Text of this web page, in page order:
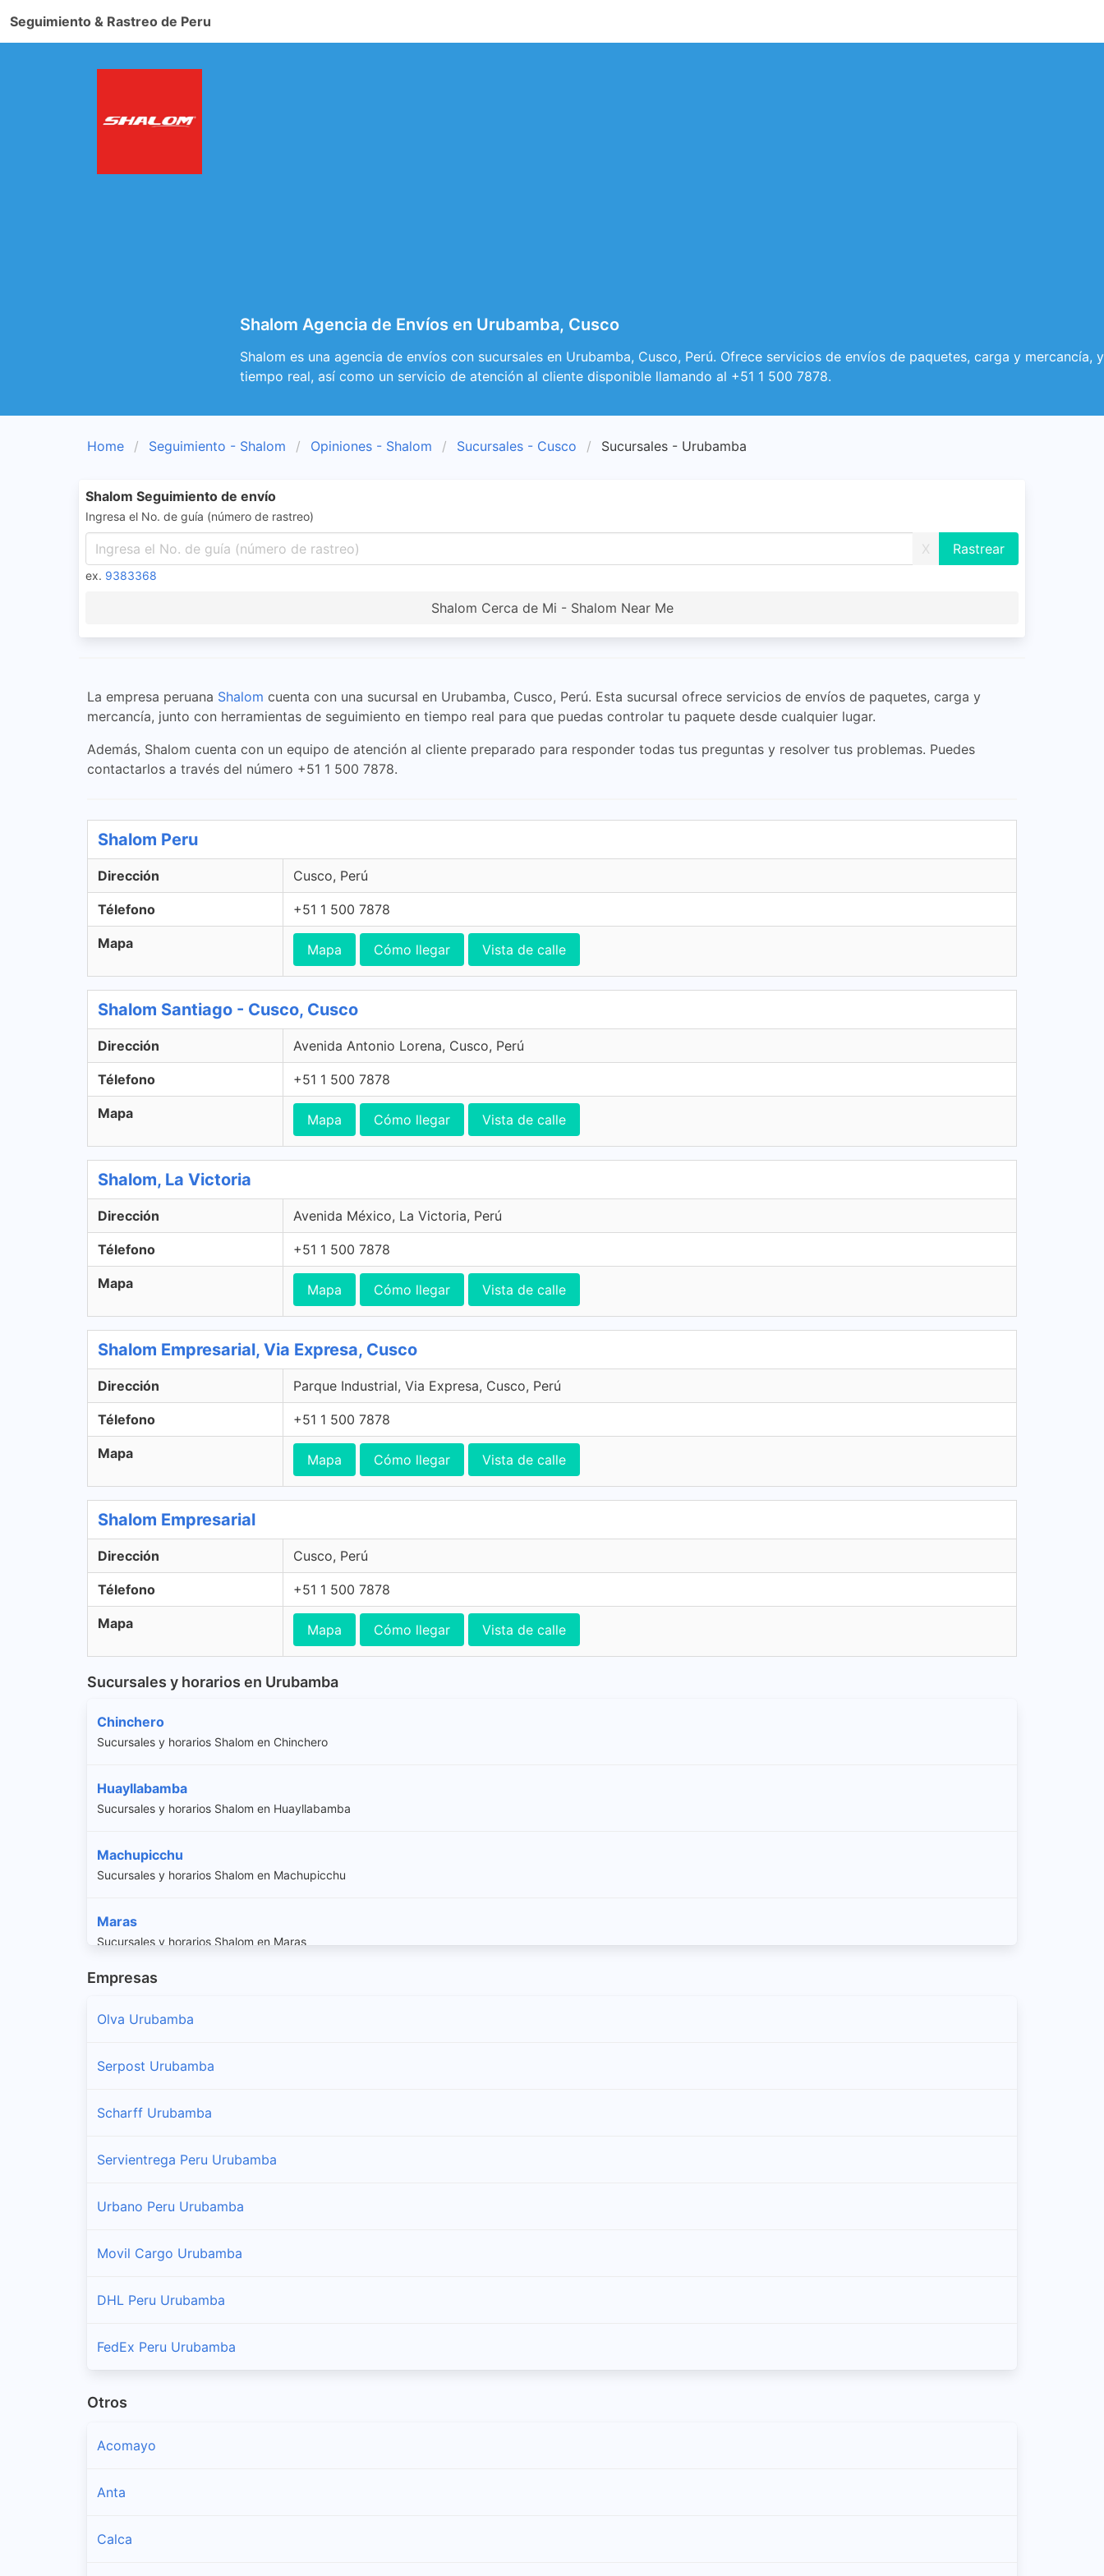
Seguimiento & Rastreo de Peru
Shalom Agencia de Envíos en Urubamba, Cusco
Shalom es una agencia de envíos con sucursales en Urubamba, Cusco, Perú. Ofrece servicios de envíos de paquetes, carga y mercancía,
tiempo real, así como un servicio de atención al cliente disponible llamando al +51 1 500 7878.
Home Seguimiento - Shalom Opiniones - Shalom Sucursales - Cusco Sucursales - Urubamba
Shalom Seguimiento de envío
Ingresa el No. de guía (número de rastreo)
X
ex. 9383368
Shalom Cerca de Mi - Shalom Near Me
La empresa peruana Shalom cuenta con una sucursal en Urubamba, Cusco, Perú. Esta sucursal ofrece servicios de envíos de paquetes, carga y
mercancía, junto con herramientas de seguimiento en tiempo real para que puedas controlar tu paquete desde cualquier lugar.
Además, Shalom cuenta con un equipo de atención al cliente preparado para responder todas tus preguntas y resolver tus problemas. Puedes
contactarlos a través del número +51 1 500 7878.
Shalom Peru
Dirección Cusco, Perú
Télefono +51 1 500 7878
Mapa Mapa Cómo llegar Vista de calle
Shalom Santiago - Cusco, Cusco
Dirección Avenida Antonio Lorena, Cusco, Perú
Télefono +51 1 500 7878
Mapa Mapa Cómo llegar Vista de calle
Shalom, La Victoria
Dirección Avenida México, La Victoria, Perú
Télefono +51 1 500 7878
Mapa Mapa Cómo llegar Vista de calle
Shalom Empresarial, Via Expresa, Cusco
Dirección Parque Industrial, Via Expresa, Cusco, Perú
Télefono +51 1 500 7878
Mapa Mapa Cómo llegar Vista de calle
Shalom Empresarial
Dirección Cusco, Perú
Télefono +51 1 500 7878
Mapa Mapa Cómo llegar Vista de calle
Sucursales y horarios en Urubamba
Chinchero
Sucursales y horarios Shalom en Chinchero
Huayllabamba
Sucursales y horarios Shalom en Huayllabamba
Machupicchu
Sucursales y horarios Shalom en Machupicchu
Maras
Sucursales y horarios Shalom en Maras
Ollantaytambo
Sucursales y horarios Shalom en Urubamba
Yucay
Empresas
Olva Urubamba
Serpost Urubamba
Scharff Urubamba
Servientrega Peru Urubamba
Urbano Peru Urubamba
Movil Cargo Urubamba
DHL Peru Urubamba
FedEx Peru Urubamba
Otros
Acomayo
Anta
Calca